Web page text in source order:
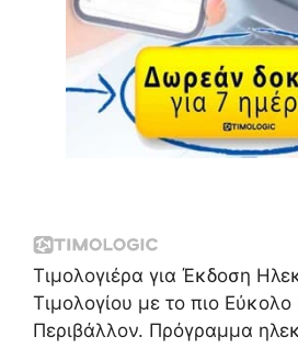
Τιμολογιέρα για Έκδοση
Τιμολογίου με το πιο Εύκολο
Περιβάλλον. Πρόγραμμα